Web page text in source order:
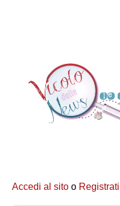
Accedi al sito o